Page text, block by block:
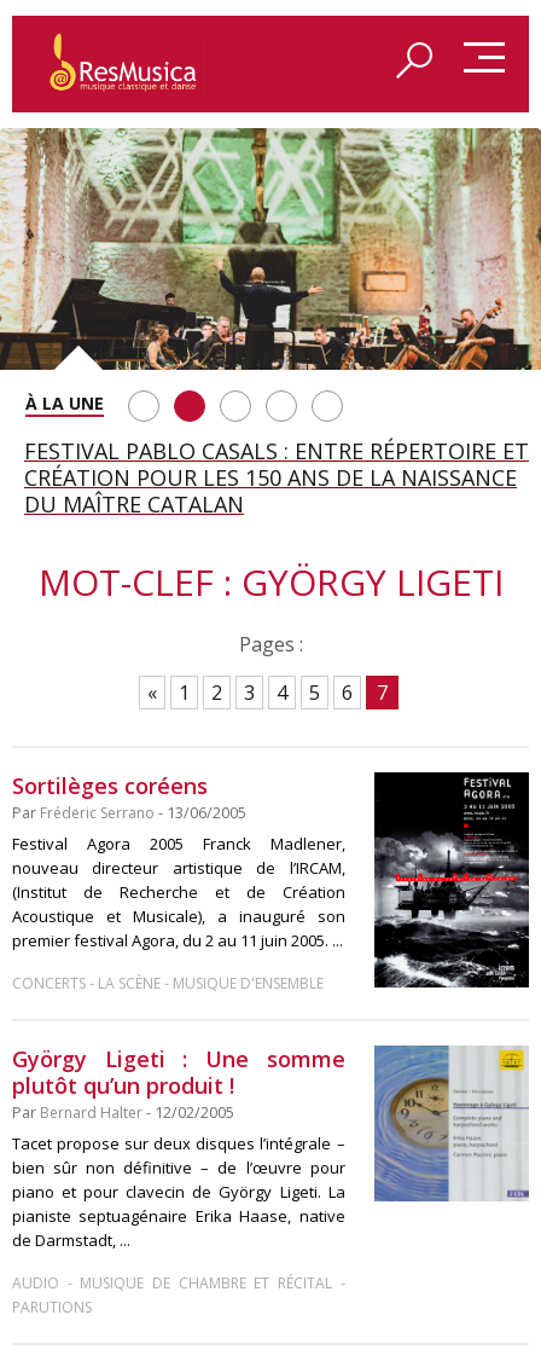
SAINT FRANÇOIS D’ASSISE À SALZBOURG, UNE
SOIRÉE IMMENSE PORTÉE PAR ROMEO
CASTELLUCCI ET MAXIME PASCAL
FESTIVAL PABLO CASALS : ENTRE RÉPERTOIRE ET
CRÉATION POUR LES 150 ANS DE LA NAISSANCE
DU MAÎTRE CATALAN
A BAYREUTH, LE 150E ANNIVERSAIRE DU RING
WAGNÉRIEN GÉNÉRÉ PAR L’IA
BETSY JOLAS FÊTE SON CENTIÈME
ANNIVERSAIRE
GEORGE BENJAMIN : « MES PARENTS AVAIENT
CETTE EXIGENCE DE L’OBJET CISELÉ »
MOT-CLEF : GYÖRGY LIGETI
Pages :
«
1 2 3 4 5 6 7
Sortilèges coréens
Par Fréderic Serrano - 13/06/2005
Festival Agora 2005 Franck Madlener,
nouveau directeur artistique de l’IRCAM,
(Institut de Recherche et de Création
Acoustique et Musicale), a inauguré son
premier festival Agora, du 2 au 11 juin 2005. ...
CONCERTS- LA SCÈNE- MUSIQUE D'ENSEMBLE
György Ligeti : Une somme
plutôt qu’un produit !
Par Bernard Halter- 12/02/2005
Tacet propose sur deux disques l’intégrale –
bien sûr non définitive – de l’œuvre pour
piano et pour clavecin de György Ligeti. La
pianiste septuagénaire Erika Haase, native
de Darmstadt, ...
AUDIO - MUSIQUE DE CHAMBRE ET RÉCITAL-
PARUTIONS